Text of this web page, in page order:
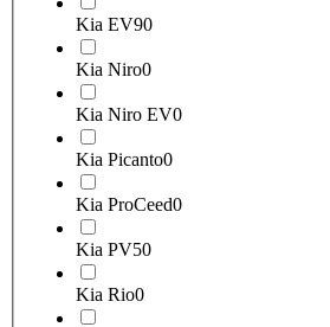
Kia EV90
Kia Niro0
Kia Niro EV0
Kia Picanto0
Kia ProCeed0
Kia PV50
Kia Rio0